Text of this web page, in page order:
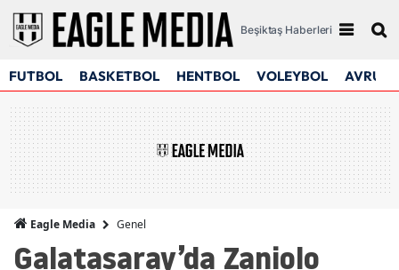
Beşiktaş Haberleri
FUTBOL BASKETBOL HENTBOL VOLEYBOL
Eagle Media Genel
Galatasaray’da Zaniolo